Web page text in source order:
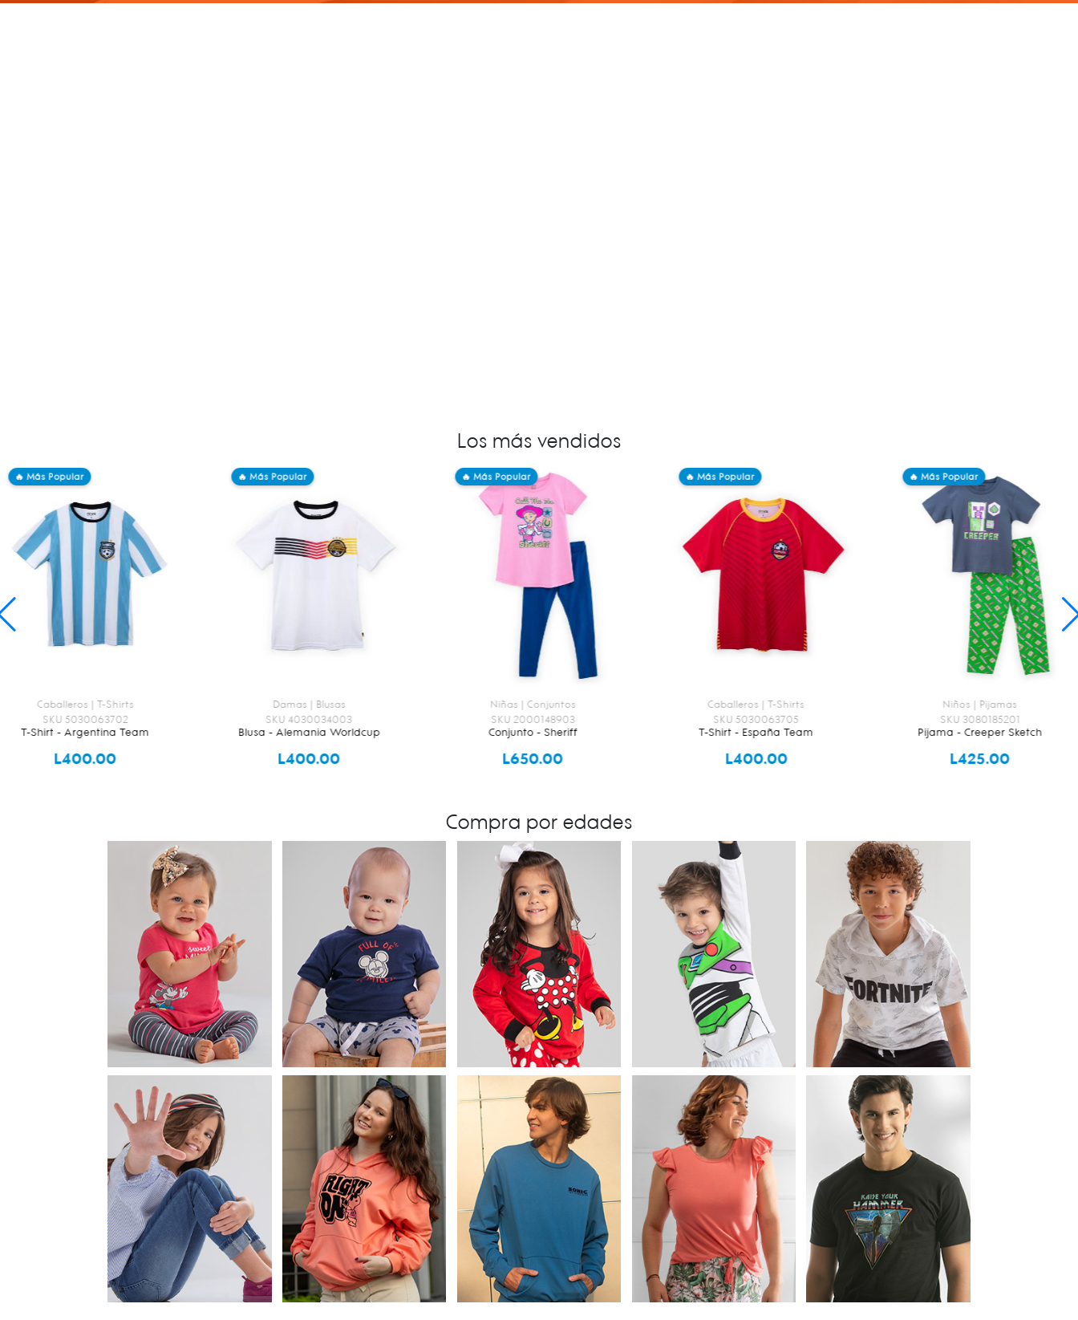
Los más vendidos
🔥 Más Popular
Damas | Blusas
SKU 4030034003
Blusa - Alemania Worldcup
L400.00
🔥 Más Popular
Niñas | Conjuntos
SKU 2000148903
Conjunto - Sheriff
L650.00
🔥 Más Popular
Caballeros | T-Shirts
SKU 5030063705
T-Shirt - España Team
L400.00
🔥 Más Popular
Niños | Pijamas
SKU 3080185201
Pijama - Creeper Sketch
L425.00
🔥 Más Popular
Damas | Pijamas
SKU 4080114901
Pijama- Blush Night
L730.00
Compra por edades